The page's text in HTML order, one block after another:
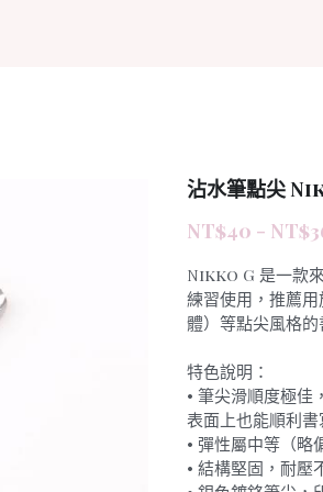
沾水筆點尖
NT$40 -
Nikko G 是一款
練習使用，推薦
體）等點尖風格的
特色說明：
• 筆尖滑順度極佳
表面上也能順利書
• 彈性屬中等（略
• 結構堅固，耐壓